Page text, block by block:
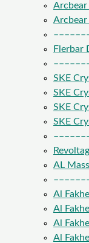
Arcbear
Arcbear
Flerbar
SKE
SKE
SKE
SKE
AL
Al
Al
Al
Al